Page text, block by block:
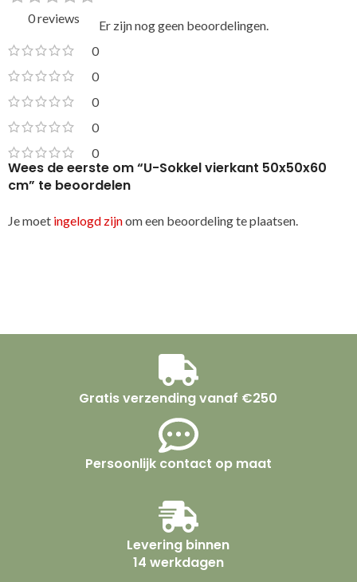
0 reviews
0
0
0
0
0
Er zijn nog geen beoordelingen.
Wees de eerste om “U-Sokkel vierkant 50x50x60
cm” te beoordelen
Je moet ingelogd zijnom een beoordeling te plaatsen.
Gratis verzending vanaf €250
Persoonlijk contact op maat
Levering binnen
14 werkdagen